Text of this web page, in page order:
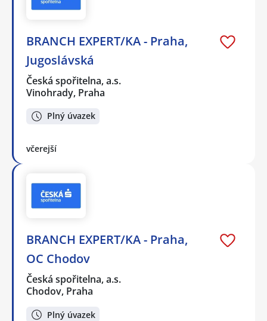
BRANCH EXPERT/KA - Praha,
Jugoslávská
Česká spořitelna, a.s.
Vinohrady, Praha
Plný úvazek
včerejší
BRANCH EXPERT/KA - Praha,
OC Chodov
Česká spořitelna, a.s.
Chodov, Praha
Plný úvazek